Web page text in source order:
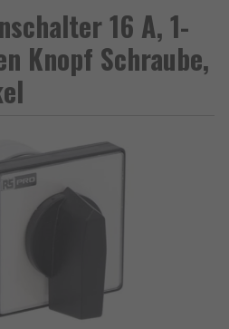
16 A, 1-
Knopf Schraube,